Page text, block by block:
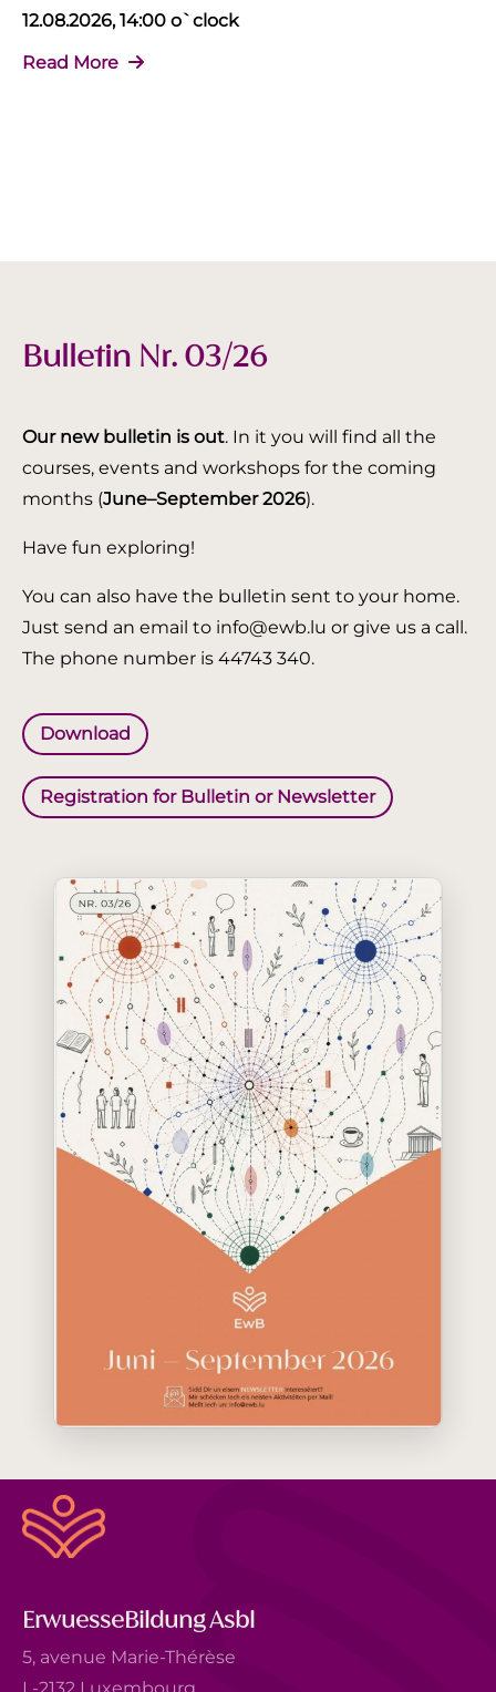
12.08.2026, 14:00 o`clock
Read More
Bulletin Nr. 03/26
Our new bulletin is out. In it you will find all the
courses, events and workshops for the coming
months (June–September 2026).
Have fun exploring!
You can also have the bulletin sent to your home.
Just send an email to info@ewb.lu or give us a call.
The phone number is 44743 340.
Download
Registration for Bulletin or Newsletter
ErwuesseBildung Asbl
5, avenue Marie-Thérèse